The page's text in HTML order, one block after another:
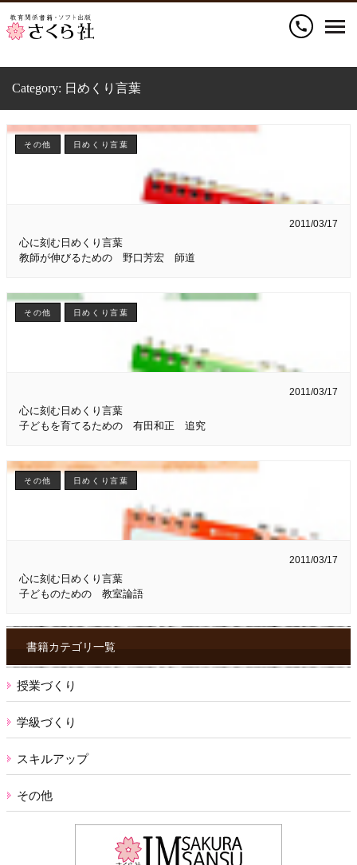
call
Category: 日めくり言葉
2011/03/17
心に刻む日めくり言葉
教師が伸びるための 野口芳宏 師道
その他 日めくり言葉
2011/03/17
心に刻む日めくり言葉
子どもを育てるための 有田和正 追究
その他 日めくり言葉
2011/03/17
心に刻む日めくり言葉
子どものための 教室論語
その他 日めくり言葉
書籍カテゴリ一覧
授業づくり
学級づくり
スキルアップ
その他